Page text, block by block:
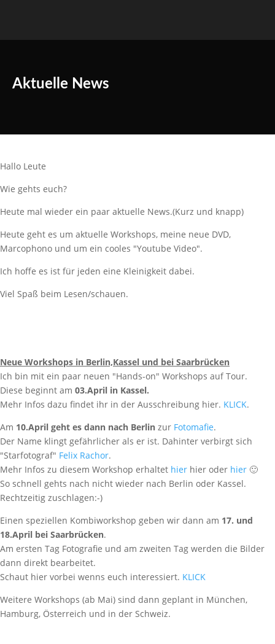
Aktuelle News
Hallo Leute
Wie gehts euch?
Heute mal wieder ein paar aktuelle News.(Kurz und knapp)
Heute geht es um aktuelle Workshops, meine neue DVD,
Marcophono und um ein cooles "Youtube Video".
Ich hoffe es ist für jeden eine Kleinigkeit dabei.
Viel Spaß beim Lesen/schauen.
Neue Workshops in Berlin,Kassel und bei Saarbrücken
Ich bin mit ein paar neuen "Hands-on" Workshops auf Tour.
Diese beginnt am 03.April in Kassel.
Mehr Infos dazu findet ihr in der Ausschreibung hier. KLICK.
Am 10.April geht es dann nach Berlin zur Fotomafie.
Der Name klingt gefährlicher als er ist. Dahinter verbirgt sich
"Starfotograf" Felix Rachor.
Mehr Infos zu diesem Workshop erhaltet hier hier oder hier 🙂
So schnell gehts nach nicht wieder nach Berlin oder Kassel.
Rechtzeitig zuschlagen:-)
Einen speziellen Kombiworkshop geben wir dann am 17. und
18.April bei Saarbrücken.
Am ersten Tag Fotografie und am zweiten Tag werden die Bilder
dann direkt bearbeitet.
Schaut hier vorbei wenns euch interessiert. KLICK
Weitere Workshops (ab Mai) sind dann geplant in München,
Hamburg, Österreich und in der Schweiz.